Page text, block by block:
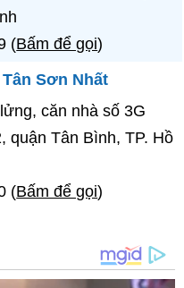
(Bấm để gọi)
Sơn Nhất
căn nhà số 3G
quận Tân Bình, TP. Hồ
(Bấm để gọi)